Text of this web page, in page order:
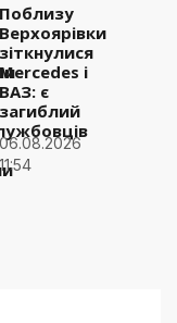
Поблизу
Верхоярівки
зіткнулися
і
ВАЗ: є
загиблий
11:54